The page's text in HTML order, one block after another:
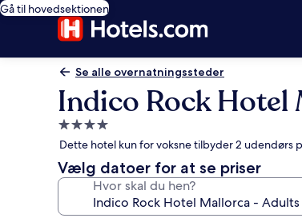
Gå til hovedsektionen
Se alle overnatningssteder
Indico Rock
4.0-
stjernet
overnatningssted
Dette hotel kun for voksne tilbyder 2 udendørs
Vælg datoer for at se priser
Hvor skal du hen?